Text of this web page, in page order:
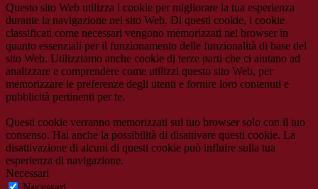
Questo sito Web utilizza i cookie per migliorare la tua esperienza
durante la navigazione nel sito Web. Di questi cookie, i cookie
classificati come necessari vengono memorizzati nel browser in
quanto essenziali per il funzionamento delle funzionalità di base del
sito Web. Utilizziamo anche cookie di terze parti che ci aiutano ad
analizzare e comprendere come utilizzi questo sito Web, per
memorizzare le preferenze degli utenti e fornire loro contenuti e
pubblicità pertinenti per te.
Questi cookie verranno memorizzati sul tuo browser solo con il tuo
consenso. Hai anche la possibilità di disattivare questi cookie. La
disattivazione di alcuni di questi cookie può influire sulla tua
esperienza di navigazione.
Necessari